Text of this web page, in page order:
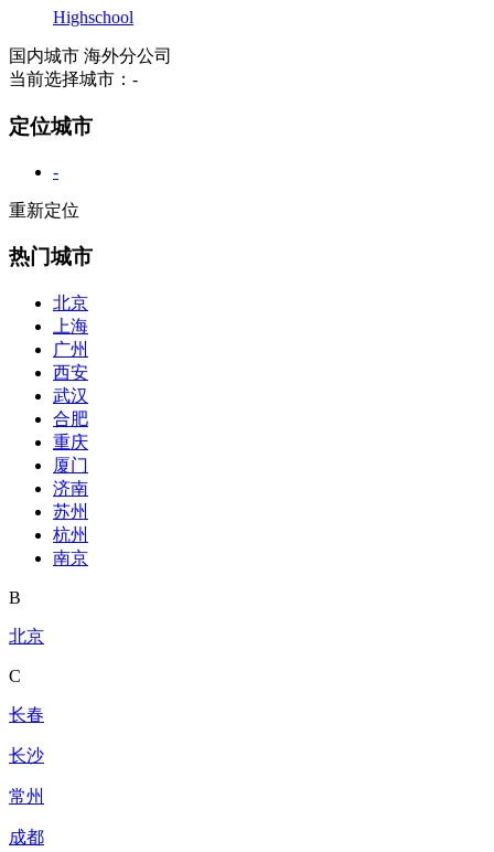
Highschool
国内城市 海外分公司
当前选择城市： -
定位城市
-
重新定位
热门城市
北京
上海
广州
西安
武汉
合肥
重庆
厦门
济南
苏州
杭州
南京
B
北京
C
长春
长沙
常州
成都